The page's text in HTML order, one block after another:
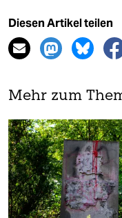
Diesen Artikel teilen
Mehr zum